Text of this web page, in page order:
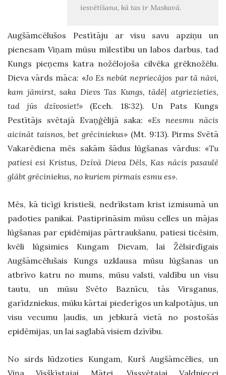
iesvētīšana, kā tas ir Maskavā.
Augšāmcēlušos Pestītāju ar visu savu apziņu un
pienesam Viņam mūsu mīlestību un labos darbus, tad
Kungs pieņems katra nožēlojoša cilvēka grēknožēlu.
Dieva vārds māca: «Jo Es nebūt nepriecājos par tā nāvi,
kam jāmirst, saka Dievs Tas Kungs, tādēļ atgriezieties,
tad jūs dzīvosiet!» (Eceh. 18:32). Un Pats Kungs
Pestītājs svētajā Evaņģēlijā saka: «Es neesmu nācis
aicināt taisnos, bet grēciniekus» (Mt. 9:13). Pirms Svētā
Vakarēdiena mēs sakām šādus lūgšanas vārdus: «Tu
patiesi esi Kristus, Dzīvā Dieva Dēls, Kas nācis pasaulē
glābt grēciniekus, no kuriem pirmais esmu es».
Mēs, kā ticīgi kristieši, nedrīkstam krist izmisumā un
padoties panikai. Pastiprināsim mūsu celles un mājas
lūgšanas par epidēmijas pārtraukšanu, patiesi ticēsim,
kvēli lūgsimies Kungam Dievam, lai Žēlsirdīgais
Augšāmcēlušais Kungs uzklausa mūsu lūgšanas un
atbrīvo katru no mums, mūsu valsti, valdību un visu
tautu, un mūsu Svēto Baznīcu, tās Virsganus,
garīdzniekus, mūku kārtai piederīgos un kalpotājus, un
visu vecumu ļaudis, un jebkurā vietā no postošās
epidēmijas, un lai saglabā visiem dzīvību.
No sirds lūdzoties Kungam, Kurš Augšāmcēlies, un